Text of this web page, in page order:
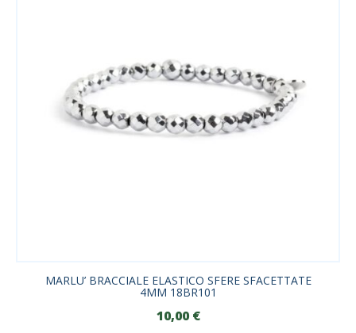
MARLU’ BRACCIALE ELASTICO SFERE SFACETTATE
4MM 18BR101
10,00 €